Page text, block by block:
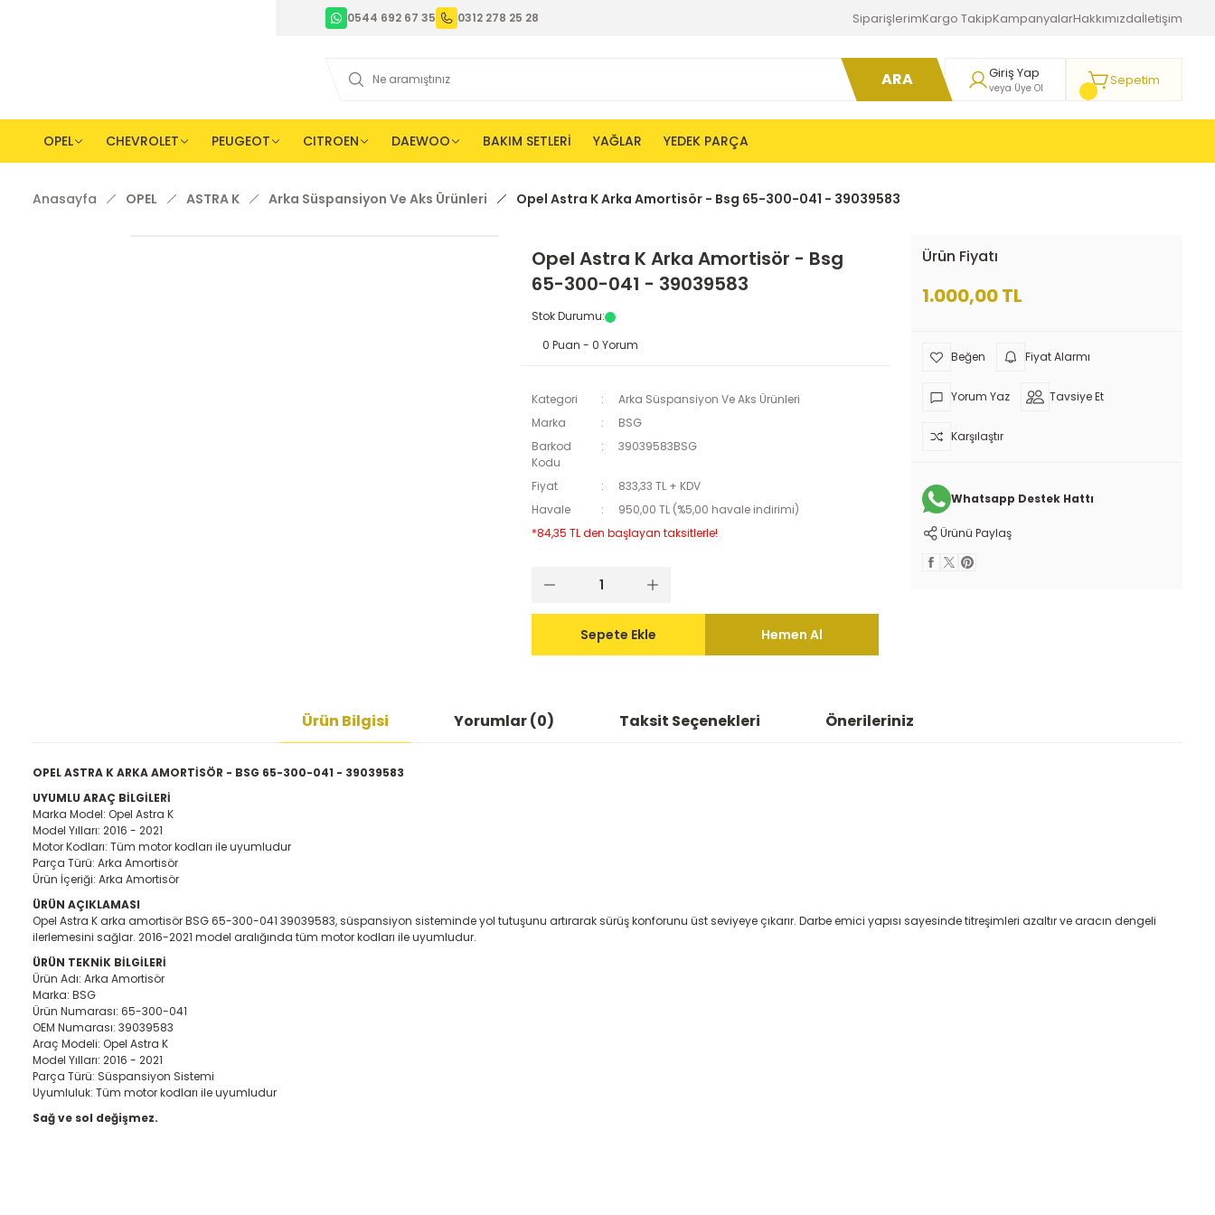
0544 692 67 35 0312 278 25 28 SiparişlerimKargo TakipKampanyalarHakkımızdaİletişim
ARA Giriş Yap
veya Üye Ol Sepetim
OPEL CHEVROLET PEUGEOT CITROEN DAEWOO BAKIM SETLERİ YAĞLAR YEDEK PARÇA
Anasayfa OPEL ASTRA K Arka Süspansiyon Ve Aks Ürünleri Opel Astra K Arka Amortisör - Bsg 65-300-041 - 39039583
Opel Astra K Arka Amortisör - Bsg
65-300-041 - 39039583
Stok Durumu:
0 Puan - 0 Yorum
Kategori
Arka Süspansiyon Ve Aks Ürünleri
Marka
BSG
Barkod
Kodu
39039583BSG
Fiyat
833,33 TL + KDV
Havale
950,00 TL (%5,00 havale indirimi)
*84,35 TL den başlayan taksitlerle!
Sepete Ekle Hemen Al
Ürün Fiyatı
1.000,00 TL
Fiyat Alarmı
Yorum Yaz Tavsiye Et
Karşılaştır
Whatsapp Destek Hattı
Ürünü Paylaş
Ürün Bilgisi Yorumlar (0) Taksit Seçenekleri Önerileriniz
OPEL ASTRA K ARKA AMORTİSÖR - BSG 65-300-041 - 39039583
UYUMLU ARAÇ BİLGİLERİ
Marka Model: Opel Astra K
Model Yılları: 2016 - 2021
Motor Kodları: Tüm motor kodları ile uyumludur
Parça Türü: Arka Amortisör
Ürün İçeriği: Arka Amortisör
ÜRÜN AÇIKLAMASI
Opel Astra K arka amortisör BSG 65-300-041 39039583, süspansiyon sisteminde yol tutuşunu artırarak sürüş konforunu üst seviyeye çıkarır. Darbe emici yapısı sayesinde titreşimleri azaltır ve aracın dengeli
ilerlemesini sağlar. 2016-2021 model aralığında tüm motor kodları ile uyumludur.
ÜRÜN TEKNİK BİLGİLERİ
Ürün Adı: Arka Amortisör
Marka: BSG
Ürün Numarası: 65-300-041
OEM Numarası: 39039583
Araç Modeli: Opel Astra K
Model Yılları: 2016 - 2021
Parça Türü: Süspansiyon Sistemi
Uyumluluk: Tüm motor kodları ile uyumludur
Sağ ve sol değişmez.